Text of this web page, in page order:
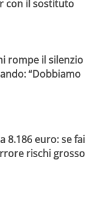
con il sostituto
rompe il silenzio
“Dobbiamo
8.186 euro: se fai
rischi grosso